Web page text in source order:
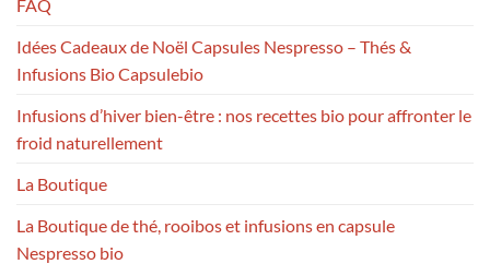
FAQ
Idées Cadeaux de Noël Capsules Nespresso – Thés &
Infusions Bio Capsulebio
Infusions d’hiver bien-être : nos recettes bio pour affronter le
froid naturellement
La Boutique
La Boutique de thé, rooibos et infusions en capsule
Nespresso bio